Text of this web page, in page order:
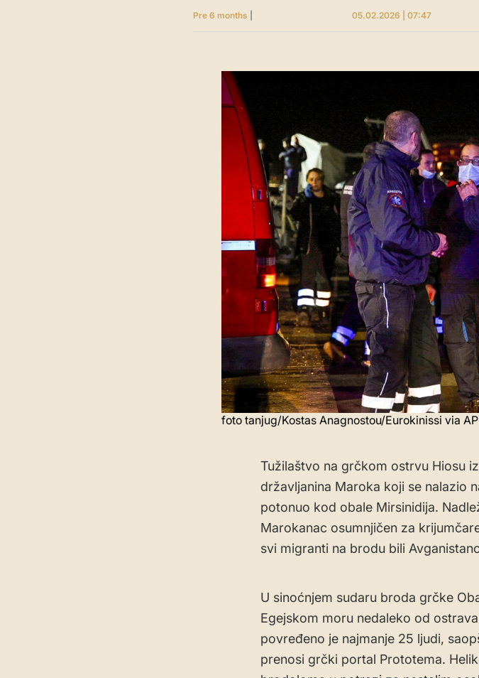
Pre 6 months 05.02.2026 | 07:47
foto tanjug/Kostas Anagnostou/Eurokinissi via AP
Tužilaštvo na grčkom ostrvu Hiosu
državljanina Maroka koji se nalazio
potonuo kod obale Mirsinidija.
Marokanac osumnjičen za
svi migranti na brodu bili
U sinoćnjem sudaru broda grčke
Egejskom moru nedaleko od
povređeno je najmanje 25 ljudi,
prenosi grčki portal Prototema.